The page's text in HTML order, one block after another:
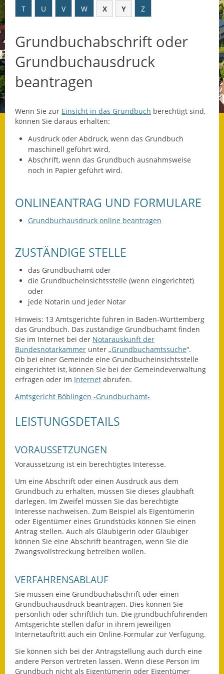
Datenschutz
Datenschutz im
Steueramt
Was die Alten noch
wussten!
Wagner-Werkstatt
Lärmaktionsplan
Leichte Sprache
Infos in Leichter Sprache
Mitteilungsblatt
Notfallplanung
Ortsplan
Schadensmeldung
Straßenbau
Landesstraße
Kreisstraße
Ausweichfahrplan
Buslinie 168
Stellenausschreibungen
Zahlen und Fakten
Rathaus
Behördenadressen
Beratungsstellen im
Landkreis
Formulare
T
U V W X Y Z
Grundbuchabschrift oder
Grundbuchausdruck
beantragen
Wenn Sie zur Einsicht in das Grundbuch berechtigt sind,
können Sie daraus erhalten:
Ausdruck oder Abdruck, wenn das Grundbuch
maschinell geführt wird,
Abschrift, wenn das Grundbuch ausnahmsweise
noch in Papier geführt wird.
ONLINEANTRAG UND FORMULARE
Grundbuchausdruck online beantragen
ZUSTÄNDIGE STELLE
das Grundbuchamt oder
die Grundbucheinsichtsstelle (wenn eingerichtet)
oder
jede Notarin und jeder Notar
Hinweis: 13 Amtsgerichte führen in Baden-Württemberg
das Grundbuch. Das zuständige Grundbuchamt finden
Sie im Internet bei der Notarauskunft der
Bundesnotarkammer unter „Grundbuchamtssuche“.
Ob bei einer Gemeinde eine Grundbucheinsichtsstelle
eingerichtet ist, können Sie bei der Gemeindeverwaltung
erfragen oder im Internet abrufen.
Amtsgericht Böblingen -Grundbuchamt-
LEISTUNGSDETAILS
VORAUSSETZUNGEN
Voraussetzung ist ein berechtigtes Interesse.
Um eine Abschrift oder einen Ausdruck aus dem
Grundbuch zu erhalten, müssen Sie dieses glaubhaft
darlegen. Im Zweifel müssen Sie das berechtigte
Interesse nachweisen. Zum Beispiel als Eigentümerin
oder Eigentümer eines Grundstücks können Sie einen
Antrag stellen. Auch als Gläubigerin oder Gläubiger
können Sie eine Abschrift beantragen, wenn Sie die
Zwangsvollstreckung betreiben wollen.
VERFAHRENSABLAUF
Sie müssen eine Grundbuchabschrift oder einen
Grundbuchausdruck beantragen. Dies können Sie
persönlich oder schriftlich tun. Die grundbuchführenden
Amtsgerichte stellen dafür in ihrem jeweiligen
Internetauftritt auch ein Online-Formular zur Verfügung.
Sie können sich bei der Antragstellung auch durch eine
andere Person vertreten lassen. Wenn diese Person im
Grundbuch nicht als Eigentümerin oder Eigentümer